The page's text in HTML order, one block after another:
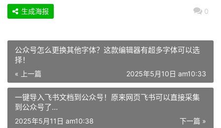
0
生成海报
公众号怎么更换其他字体？这款编辑器有超多字体可以选
择！
« 上一篇 2025年5月10日 am10:33
一键导入飞书文档到公众号！原来网页飞书可以直接采集
到公众号了…
下一篇 »
2025年5月11日 am10:38